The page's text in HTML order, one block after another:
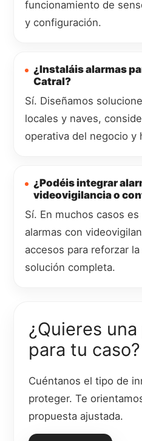
funcionamiento de
y configuración.
¿Instaláis alarmas
Catral?
Sí. Diseñamos
locales y naves,
operativa del negocio y
¿Podéis integrar
videovigilancia o
Sí. En muchos casos
alarmas con
accesos para reforzar
solución completa.
¿Quieres
para tu caso?
Cuéntanos el tipo de
proteger. Te
propuesta ajustada.